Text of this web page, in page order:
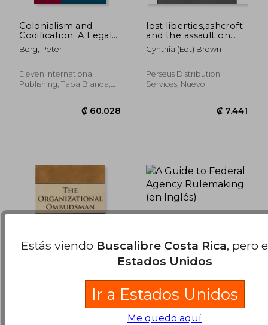
Colonialism and
Codification: A Legal
History of the
Caribbean and the
(en Inglés)
Berg, Peter
Eleven International
Publishing, Tapa Blanda,
lost liberties,ashcroft
and the assault on
personal freedom
Cynthia (edt) Brown
Perseus Distribution
Services, Nuevo
the organizational
ombudsman,origins,
roles, and operations
A Guide to Federal
Agency Rulemaking
(en Inglés)
Lubbers, Jeffrey S.
Estás viendo Buscalibre Costa Rica, pero
Estados Unidos
Ir a Estados Unidos
Me quedo aquí